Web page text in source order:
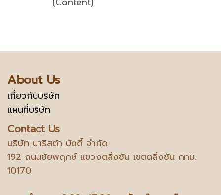
About Us
เกี่ยวกับบริษัท
แผนที่บริษัท
Contact Us
บริษัท บาริสต้า บัดดี้ จำกัด
192 ถนนชัยพฤกษ์ แขวงตลิ่งชัน เขตตลิ่งชัน กทม.
10170